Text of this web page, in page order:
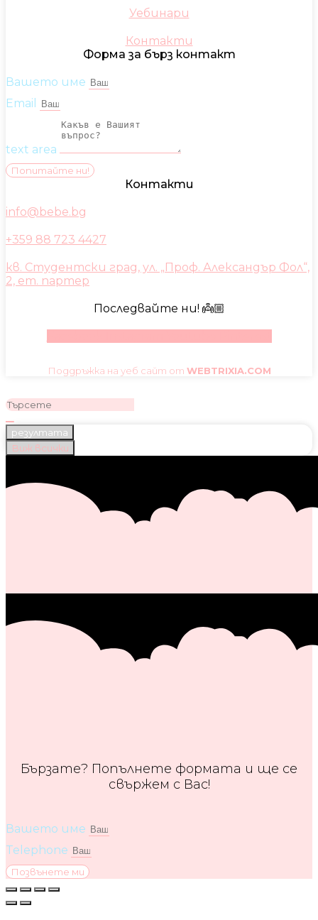
Уебинари
Контакти
Форма за бърз контакт
Вашето име
Email
text area
Попитайте ни!
Контакти
info@bebe.bg
+359 88 723 4427
кв. Студентски град, ул. „Проф. Александър Фол“,
2, ет. партер
Последвайте ни! 👼🏼
Поддръжка на уеб сайт от WEBTRIXIA.COM
резултата
Виж всички
Бързате? Попълнете формата и ще се
свържем с Вас!
Вашето име
Telephone
Позвънете ми